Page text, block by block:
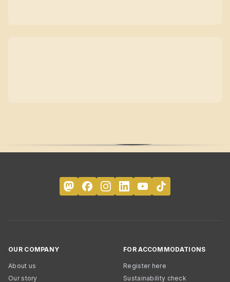
OUR COMPANY
About us
Our story
FOR ACCOMMODATIONS
Register here
Sustainability check